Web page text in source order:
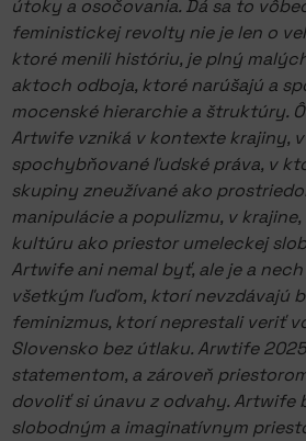
útoky a osočovania. Dá sa to
feministickej revolty nie je len o
ktoré menili históriu, je plný
aktoch odboja, ktoré narúšajú a
mocenské hierarchie a štruktúry.
Artwife vzniká v kontexte krajiny,
spochybňované ľudské práva, v
skupiny zneužívané ako
manipulácie a populizmu, v
kultúru ako priestor umeleckej
Artwife ani nemal byť, ale je a
všetkým ľuďom, ktorí nevzdávajú
feminizmus, ktorí neprestali veriť
Slovensko bez útlaku. Arwtife
statementom, a zároveň
dovoliť si únavu z odvahy. Artwife
slobodným a imaginatívnym